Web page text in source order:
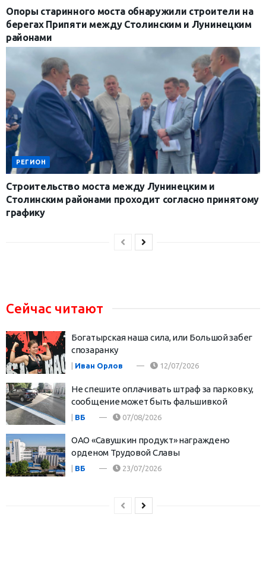
Опоры старинного моста обнаружили строители на
берегах Припяти между Столинским и Лунинецким
районами
РЕГИОН
Строительство моста между Лунинецким и
Столинским районами проходит согласно принятому
графику
Сейчас читают
Богатырская наша сила, или Большой забег
спозаранку
Иван Орлов 12/07/2026
Не спешите оплачивать штраф за парковку,
сообщение может быть фальшивкой
| ВБ 07/08/2026
ОАО «Савушкин продукт» награждено
орденом Трудовой Славы
ВБ 23/07/2026